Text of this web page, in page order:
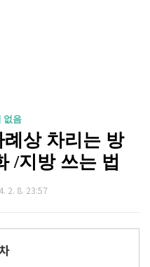
없음
상 차리는 방
/지방 쓰는 법
2. 8. 23:57